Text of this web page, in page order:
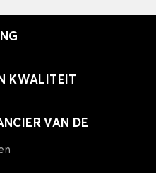
KWALITEIT
VAN DE